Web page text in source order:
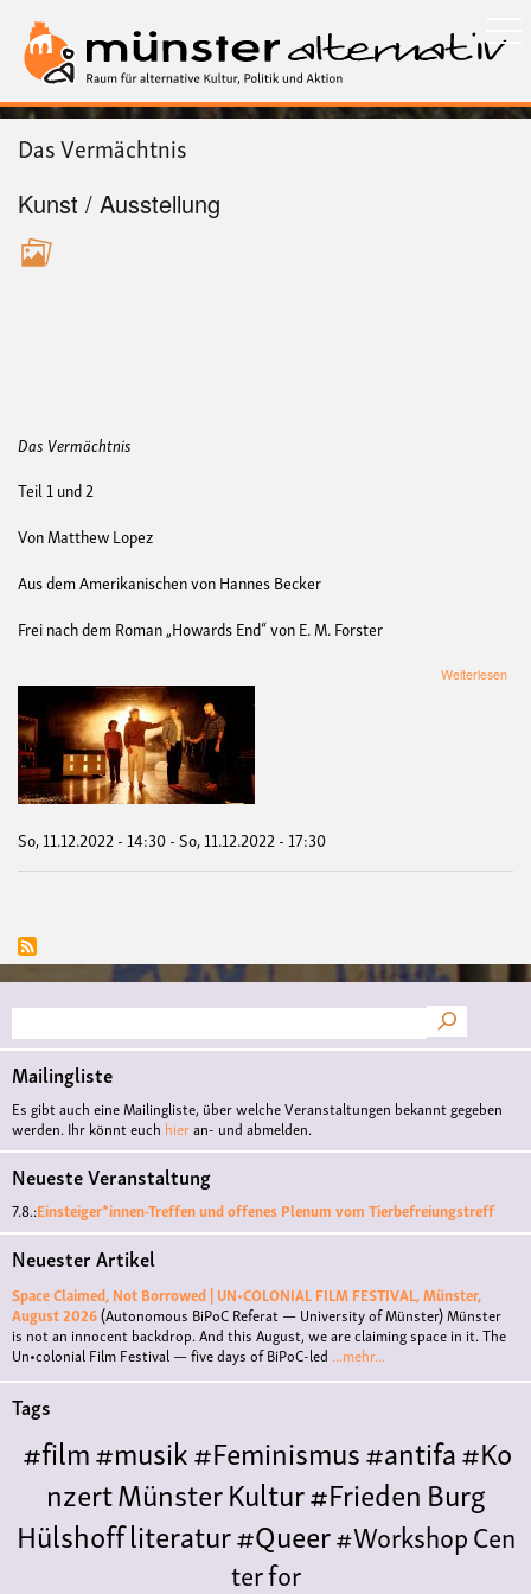
zum
Inhalt
Das Vermächtnis
Kunst / Ausstellung
Das Vermächtnis
Teil 1 und 2
Von Matthew Lopez
Aus dem Amerikanischen von Hannes Becker
Frei nach dem Roman „Howards End“ von E. M. Forster
Weiterlesen
So, 11.12.2022 - 14:30-So, 11.12.2022 - 17:30
Suche
Mailingliste
Es gibt auch eine Mailingliste, über welche Veranstaltungen bekannt gegeben
werden. Ihr könnt euch hieran- und abmelden.
Neueste Veranstaltung
7.8.:Einsteiger*innen-Treffen und offenes Plenum vom Tierbefreiungstreff
Neuester Artikel
Space Claimed, Not Borrowed | UN•COLONIAL FILM FESTIVAL, Münster,
August 2026(Autonomous BiPoC Referat — University of Münster)Münster
is not an innocent backdrop. And this August, we are claiming space in it. The
Un•colonial Film Festival — five days of BiPoC-led ...mehr...
Tags
#film#musik#Feminismus#antifa#Ko
nzertMünsterKultur#FriedenBurg
Hülshoffliteratur#Queer#WorkshopCen
ter for